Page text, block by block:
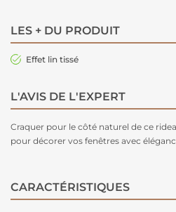
LES + DU PRODUIT
Effet lin tissé
L'AVIS DE L'EXPERT
Craquer pour le côté naturel de ce
pour décorer vos fenêtres avec
CARACTÉRISTIQUES